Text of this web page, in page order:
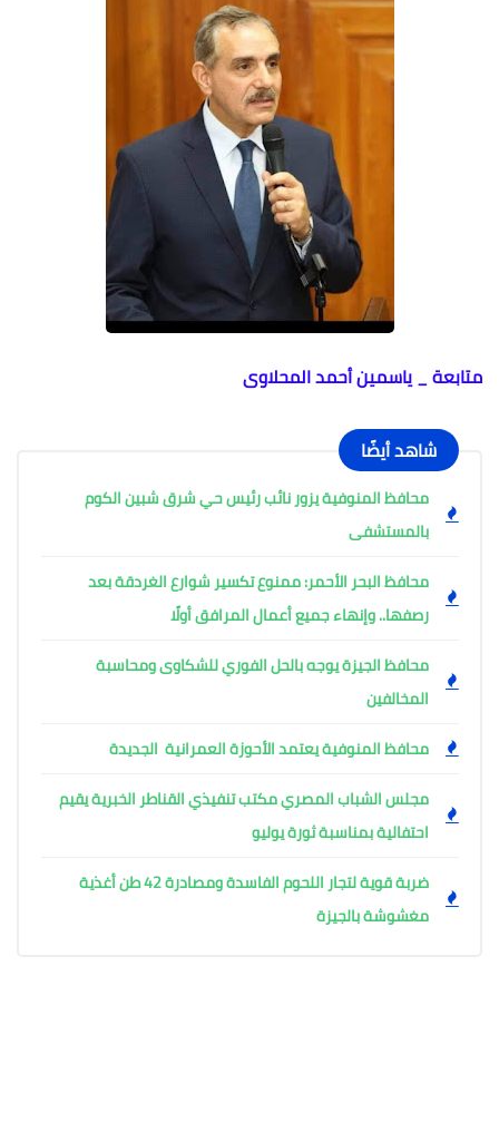
متابعة _ ياسمين أحمد المحلاوى
شاهد أيضًا
محافظ المنوفية يزور نائب رئيس حي شرق شبين الكوم
بالمستشفى
محافظ البحر الأحمر: ممنوع تكسير شوارع الغردقة بعد
رصفها.. وإنهاء جميع أعمال المرافق أولًا
محافظ الجيزة يوجه بالحل الفوري للشكاوى ومحاسبة
المخالفين
محافظ المنوفية يعتمد الأحوزة العمرانية الجديدة
مجلس الشباب المصري مكتب تنفيذي القناطر الخبرية يقيم
احتفالية بمناسبة ثورة يوليو
ضربة قوية لتجار اللحوم الفاسدة ومصادرة 42 طن أغذية
مغشوشة بالجيزة